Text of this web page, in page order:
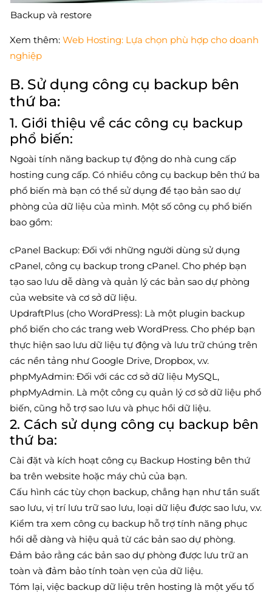
Backup và restore
Xem thêm:Web Hosting: Lựa chọn phù hợp cho doanh
nghiệp
B. Sử dụng công cụ backup bên
thứ ba:
1. Giới thiệu về các công cụ backup
phổ biến:
Ngoài tính năng backup tự động do nhà cung cấp
hosting cung cấp. Có nhiều công cụ backup bên thứ ba
phổ biến mà bạn có thể sử dụng để tạo bản sao dự
phòng của dữ liệu của mình. Một số công cụ phổ biến
bao gồm:
cPanel Backup: Đối với những người dùng sử dụng
cPanel, công cụ backup trong cPanel. Cho phép bạn
tạo sao lưu dễ dàng và quản lý các bản sao dự phòng
của website và cơ sở dữ liệu.
UpdraftPlus (cho WordPress): Là một plugin backup
phổ biến cho các trang web WordPress. Cho phép bạn
thực hiện sao lưu dữ liệu tự động và lưu trữ chúng trên
các nền tảng như Google Drive, Dropbox, v.v.
phpMyAdmin: Đối với các cơ sở dữ liệu MySQL,
phpMyAdmin. Là một công cụ quản lý cơ sở dữ liệu phổ
biến, cũng hỗ trợ sao lưu và phục hồi dữ liệu.
2. Cách sử dụng công cụ backup bên
thứ ba:
Cài đặt và kích hoạt công cụ Backup Hosting bên thứ
ba trên website hoặc máy chủ của bạn.
Cấu hình các tùy chọn backup, chẳng hạn như tần suất
sao lưu, vị trí lưu trữ sao lưu, loại dữ liệu được sao lưu, v.v.
Kiểm tra xem công cụ backup hỗ trợ tính năng phục
hồi dễ dàng và hiệu quả từ các bản sao dự phòng.
Đảm bảo rằng các bản sao dự phòng được lưu trữ an
toàn và đảm bảo tính toàn vẹn của dữ liệu.
Tóm lại, việc backup dữ liệu trên hosting là một yếu tố